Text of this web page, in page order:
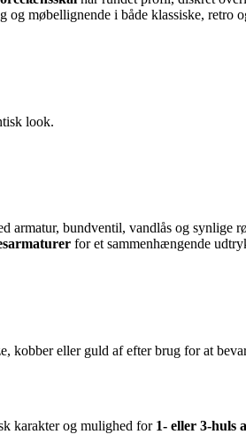
møbellignende i både klassiske, retro
look.
armatur, bundventil, vandlås og synlige
for et sammenhængende
kobber eller guld af efter brug for at
karakter og mulighed for 1- eller 3-huls